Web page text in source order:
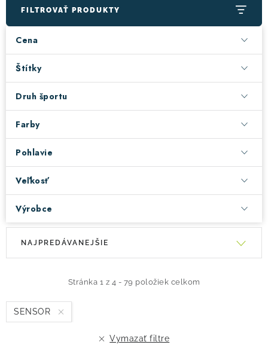
FILTROVAŤ PRODUKTY
Cena
Štítky
Druh športu
Farby
Pohlavie
Veľkosť
Výrobce
V
s
p
Stránka 1 z 4 - 79 položiek celkom
R
n
i
NAJPREDÁVANEJŠIE
SENSOR
Vymazať filtre